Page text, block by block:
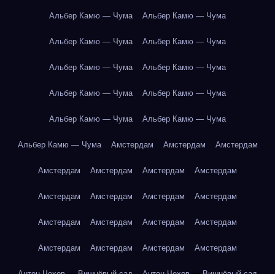
Альбер Камю — Чума Альбер Камю — Чума
Альбер Камю — Чума Альбер Камю — Чума
Альбер Камю — Чума Альбер Камю — Чума
Альбер Камю — Чума Альбер Камю — Чума
Альбер Камю — Чума Альбер Камю — Чума
Альбер Камю — Чума Амстердам Амстердам Амстердам
Амстердам Амстердам Амстердам Амстердам
Амстердам Амстердам Амстердам Амстердам
Амстердам Амстердам Амстердам Амстердам
Амстердам Амстердам Амстердам Амстердам